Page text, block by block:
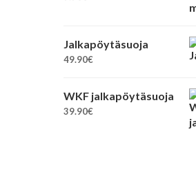
Jalkapöytäsuoja
49.90€
WKF jalkapöytäsuoja
39.90€